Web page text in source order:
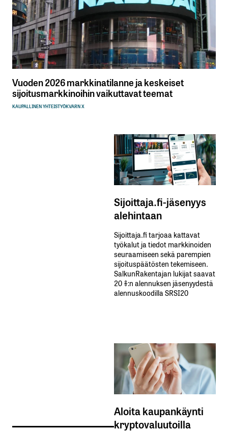
Vuoden 2026 markkinatilanne ja keskeiset
sijoitusmarkkinoihin vaikuttavat teemat
KAUPALLINEN YHTEISTYÖKVARN X
Sijoittaja.fi-jäsenyys
alehintaan
Sijoittaja.fi tarjoaa kattavat
työkalut ja tiedot markkinoiden
seuraamiseen sekä parempien
sijoituspäätösten tekemiseen.
SalkunRakentajan lukijat saavat
20 %:n alennuksen jäsenyydestä
alennuskoodilla SRSI20
Aloita kaupankäynti
kryptovaluutoilla